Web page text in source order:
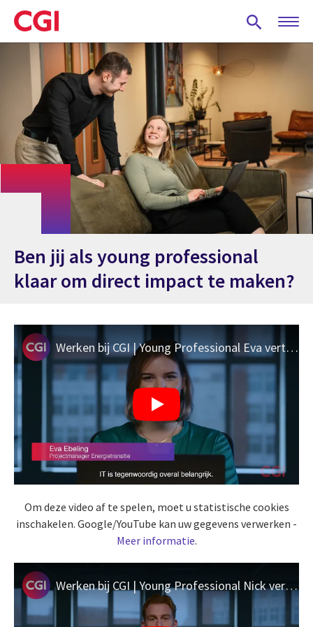
Skip
to
main
content
Ben jij als young professional
klaar om direct impact te maken?
Werken bij CGI | Young Professional Eva vertelt over haar carrière bij CGI
Om deze video af te spelen, moet u statistische cookies
inschakelen. Google/YouTube kan uw gegevens verwerken -
Meer informatie.
Werken bij CGI | Young Professional Nick vertelt over zijn carrière bij CGI